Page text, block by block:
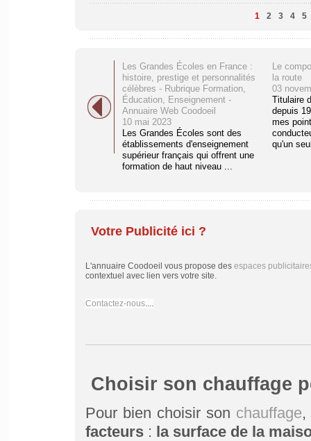
1 2 3 4 5
Les Grandes Écoles en France :
histoire, prestige et personnalités
célèbres - Rubrique Formation,
Éducation, Enseignement -
Annuaire Web Coodoeil
10 mai 2023
Les Grandes Écoles sont des
établissements d'enseignement
supérieur français qui offrent une
formation de haut niveau ...
Le
la route
03
Titulaire
depuis
mes
qu'un
Votre Publicité ici ?
L'annuaire Coodoeil vous propose des espaces
contextuel avec lien vers votre site.
Contactez-nous....
Choisir son chauffage
Pour bien choisir son chauffage,
facteurs: la surface de la